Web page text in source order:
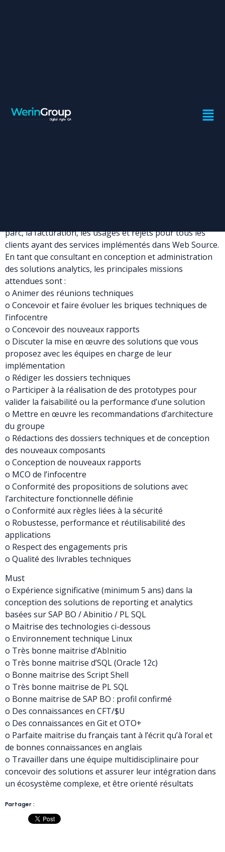
ADMINISTRATION DES
SOLUTIONS ANALYTICS
parc, la facturation, les usages et rejets pour tous les
clients ayant des services implémentés dans Web Source.
En tant que consultant en conception et administration
des solutions analytics, les principales missions
attendues sont :
o Animer des réunions techniques
o Concevoir et faire évoluer les briques techniques de
l’infocentre
o Concevoir des nouveaux rapports
o Discuter la mise en œuvre des solutions que vous
proposez avec les équipes en charge de leur
implémentation
o Rédiger les dossiers techniques
o Participer à la réalisation de des prototypes pour
valider la faisabilité ou la performance d’une solution
o Mettre en œuvre les recommandations d’architecture
du groupe
o Rédactions des dossiers techniques et de conception
des nouveaux composants
o Conception de nouveaux rapports
o MCO de l’infocentre
o Conformité des propositions de solutions avec
l’architecture fonctionnelle définie
o Conformité aux règles liées à la sécurité
o Robustesse, performance et réutilisabilité des
applications
o Respect des engagements pris
o Qualité des livrables techniques
Must
o Expérience significative (minimum 5 ans) dans la
conception des solutions de reporting et analytics
basées sur SAP BO / Abinitio / PL SQL
o Maitrise des technologies ci-dessous
o Environnement technique Linux
o Très bonne maitrise d’AbInitio
o Très bonne maitrise d’SQL (Oracle 12c)
o Bonne maitrise des Script Shell
o Très bonne maitrise de PL SQL
o Bonne maitrise de SAP BO : profil confirmé
o Des connaissances en CFT/$U
o Des connaissances en Git et OTO+
o Parfaite maitrise du français tant à l’écrit qu’à l’oral et
de bonnes connaissances en anglais
o Travailler dans une équipe multidisciplinaire pour
concevoir des solutions et assurer leur intégration dans
un écosystème complexe, et être orienté résultats
Partager :